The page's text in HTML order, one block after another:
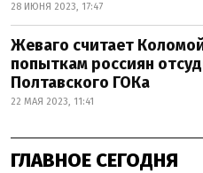
28 ИЮНЯ 2023, 17:47
Жеваго считает
попыткам россиян
Полтавского ГОКа
22 МАЯ 2023, 11:41
ГЛАВНОЕ СЕГОДНЯ